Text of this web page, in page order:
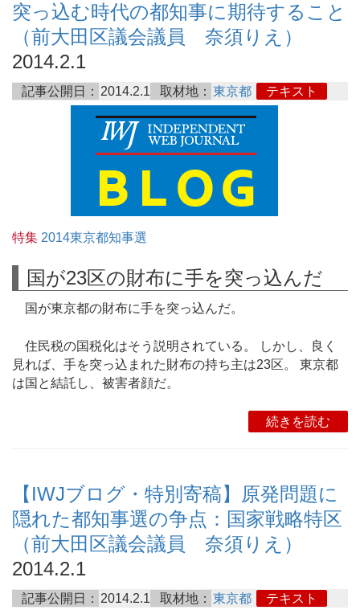
突っ込む時代の都知事に期待すること
（前大田区議会議員 奈須りえ）
2014.2.1
記事公開日： 2014.2.1 取材地： 東京都 テキスト
特集 2014東京都知事選
国が23区の財布に手を突っ込んだ
国が東京都の財布に手を突っ込んだ。
住民税の国税化はそう説明されている。 しかし、良く
見れば、手を突っ込まれた財布の持ち主は23区。 東京都
は国と結託し、被害者顔だ。
続きを読む
【IWJブログ・特別寄稿】原発問題に
隠れた都知事選の争点：国家戦略特区
（前大田区議会議員 奈須りえ）
2014.2.1
記事公開日： 2014.2.1 取材地： 東京都 テキスト